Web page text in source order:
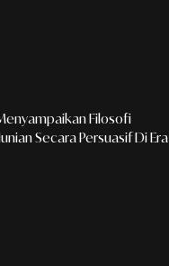
Filosofi
Secara Persuasif Di Era